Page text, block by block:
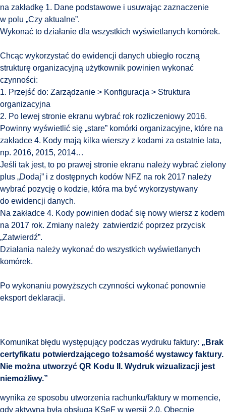
na zakładkę 1. Dane podstawowe i usuwając zaznaczenie
w polu „Czy aktualne”.
Wykonać to działanie dla wszystkich wyświetlanych komórek.
Chcąc wykorzystać do ewidencji danych ubiegło roczną
strukturę organizacyjną użytkownik powinien wykonać
czynności:
1. Przejść do: Zarządzanie > Konfiguracja > Struktura
organizacyjna
2. Po lewej stronie ekranu wybrać rok rozliczeniowy 2016.
Powinny wyświetlić się „stare” komórki organizacyjne, które na
zakładce 4. Kody mają kilka wierszy z kodami za ostatnie lata,
np. 2016, 2015, 2014…
Jeśli tak jest, to po prawej stronie ekranu należy wybrać zielony
plus „Dodaj” i z dostępnych kodów NFZ na rok 2017 należy
wybrać pozycję o kodzie, która ma być wykorzystywany
do ewidencji danych.
Na zakładce 4. Kody powinien dodać się nowy wiersz z kodem
na 2017 rok. Zmiany należy zatwierdzić poprzez przycisk
„Zatwierdź”.
Działania należy wykonać do wszystkich wyświetlanych
komórek.
Po wykonaniu powyższych czynności wykonać ponownie
eksport deklaracji.
Komunikat błędu występujący podczas wydruku faktury: „Brak
certyfikatu potwierdzającego tożsamość wystawcy faktury.
Nie można utworzyć QR Kodu II. Wydruk wizualizacji jest
niemożliwy.”
wynika ze sposobu utworzenia rachunku/faktury w momencie,
gdy aktywna była obsługa KSeF w wersji 2.0. Obecnie